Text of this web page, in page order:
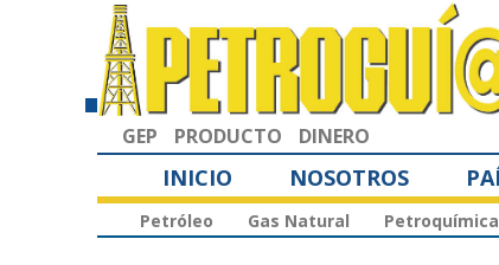
GEP PRODUCTO DINERO
INICIO NOSOTROS
Petróleo Gas Natural Petroquímica